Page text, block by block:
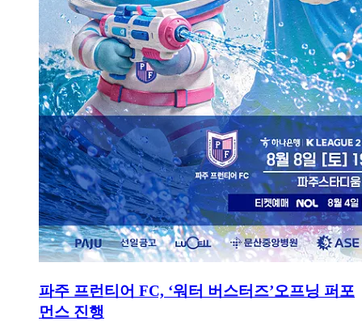
파주 프런티어 FC, ‘워터 버스터즈’오프닝 퍼포
먼스 진행